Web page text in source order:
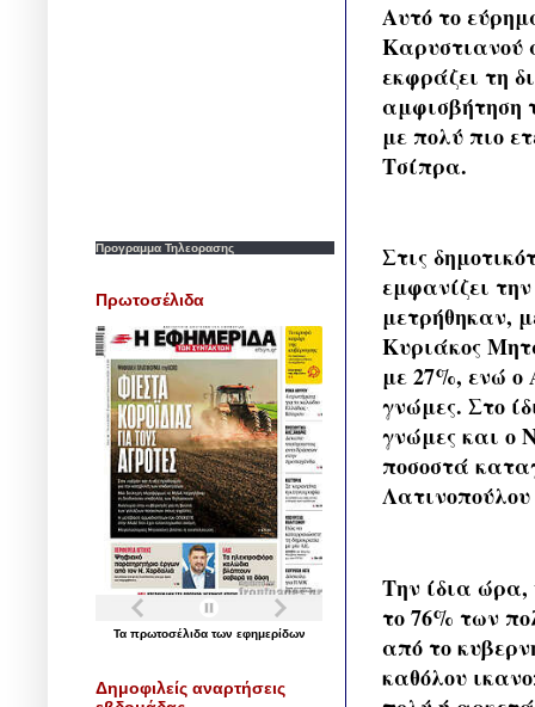
Αυτό το
Καρυστιανού
εκφράζει τη
αμφισβήτηση
με πολύ πιο
Τσίπρα.
Στις
εμφανίζει
μετρήθηκαν,
Κυριάκος
με 27%, ενώ ο
γνώμες. Στο
γνώμες και ο
ποσοστά
Την ίδια ώρα,
το 76% των
από το
καθόλου
Προγραμμα Τηλεορασης
Πρωτοσέλιδα
Τα πρωτοσέλιδα των εφημερίδων
Δημοφιλείς αναρτήσεις